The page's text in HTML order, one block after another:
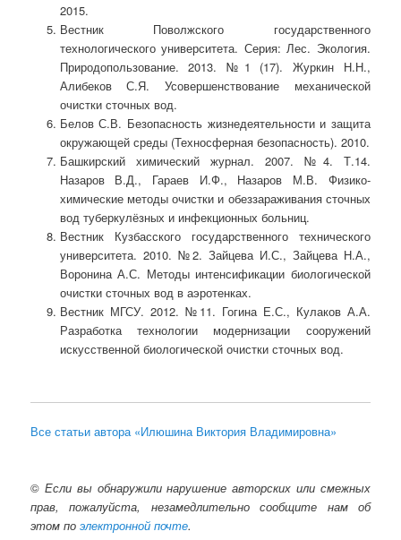
2015.
Вестник Поволжского государственного
технологического университета. Серия: Лес. Экология.
Природопользование. 2013. №1 (17). Журкин Н.Н.,
Алибеков С.Я. Усовершенствование механической
очистки сточных вод.
Белов С.В. Безопасность жизнедеятельности и защита
окружающей среды (Техносферная безопасность). 2010.
Башкирский химический журнал. 2007. №4. Т.14.
Назаров В.Д., Гараев И.Ф., Назаров М.В. Физико-
химические методы очистки и обеззараживания сточных
вод туберкулёзных и инфекционных больниц.
Вестник Кузбасского государственного технического
университета. 2010. №2. Зайцева И.С., Зайцева Н.А.,
Воронина А.С. Методы интенсификации биологической
очистки сточных вод в аэротенках.
Вестник МГСУ. 2012. №11. Гогина Е.С., Кулаков А.А.
Разработка технологии модернизации сооружений
искусственной биологической очистки сточных вод.
Все статьи автора «Илюшина Виктория Владимировна»
© Если вы обнаружили нарушение авторских или смежных
прав, пожалуйста, незамедлительно сообщите нам об
этом поэлектронной почте.